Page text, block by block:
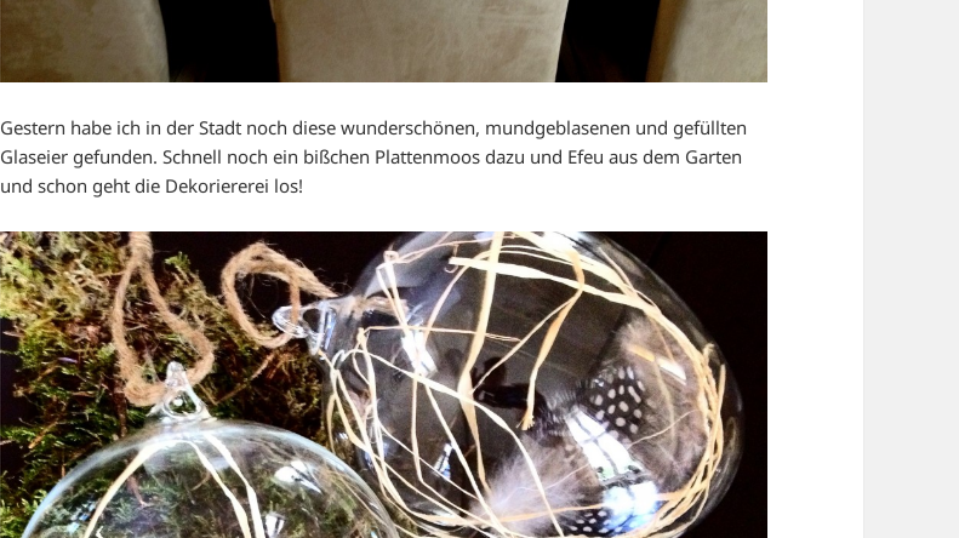
Gestern habe ich in der Stadt noch diese wunderschönen, mundgeblasenen und gefüllten
Glaseier gefunden. Schnell noch ein bißchen Plattenmoos dazu und Efeu aus dem Garten
und schon geht die Dekoriererei los!